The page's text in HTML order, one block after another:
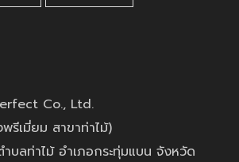
Co., Ltd.
รีเมี่ยม สาขาท่าไม้)
บลท่าไม้ อำเภอกระทุ่มแบน จังหวัด